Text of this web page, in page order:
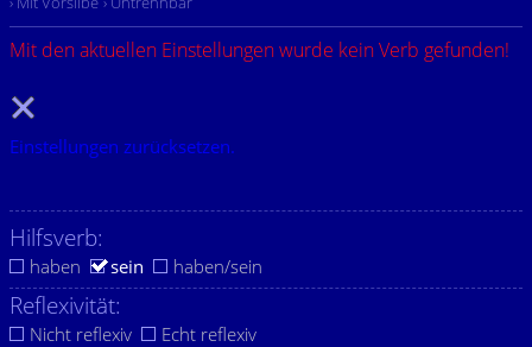
Mit den aktuellen Einstellungen wurde kein Verb gefunden!
Einstellungen zurücksetzen.
Hilfsverb:
haben sein haben/sein
Reflexivität:
Nicht reflexiv
Echt reflexiv